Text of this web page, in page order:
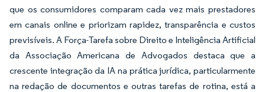
que os consumidores comparam cada vez mais prestadores
em canais online e priorizam rapidez, transparência e custos
previsíveis. A Força-Tarefa sobre Direito e Inteligência Artificial
da Associação Americana de Advogados destaca que a
crescente integração da IA na prática jurídica, particularmente
na redação de documentos e outras tarefas de rotina, está a